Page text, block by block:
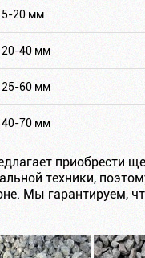
5-20 мм
20-40 мм
25-60 мм
40-70 мм
приобрести
техники,
Мы гарантируем,